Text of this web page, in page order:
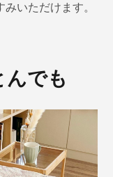
いただけます。
んでも